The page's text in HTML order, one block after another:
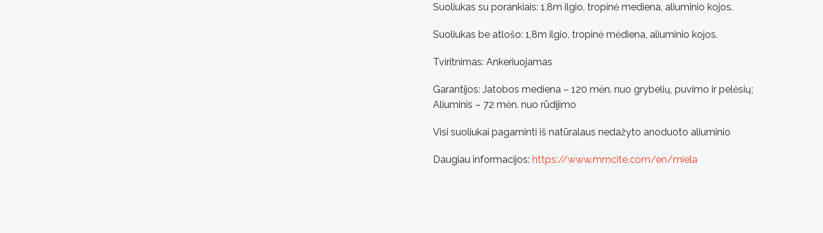
Suoliukas su porankiais: 1,8m ilgio, tropinė mediena, aliuminio kojos.
Suoliukas be atlošo: 1,8m ilgio, tropinė mėdiena, aliuminio kojos.
Tviritnimas: Ankeriuojamas
Garantijos: Jatobos mediena – 120 mėn. nuo grybelių, puvimo ir pelėsių;
Aliuminis – 72 mėn. nuo rūdijimo
Visi suoliukai pagaminti iš natūralaus nedažyto anoduoto aliuminio
Daugiau informacijos: https://www.mmcite.com/en/miela